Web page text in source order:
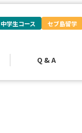
Q & A
中学生コース セブ島留学